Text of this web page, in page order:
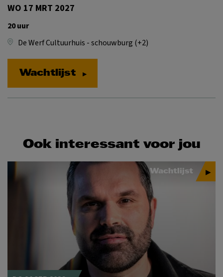
WO 17 MRT 2027
20 uur
De Werf Cultuurhuis - schouwburg (+2)
Wachtlijst
Ook interessant voor jou
Wachtlijst